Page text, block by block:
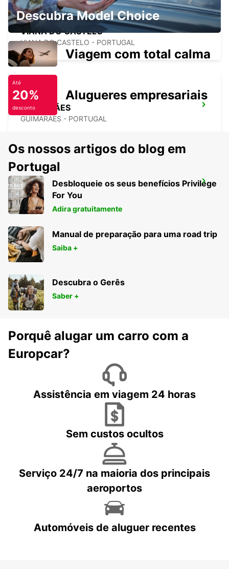
VIANA DO CASTELO
VIANA DO CASTELO - PORTUGAL
GUIMARÃES
GUIMARAES - PORTUGAL
AEROPORTO DA CORUNHA
LA CORUNA - SPAIN
Descubra Model Choice
Viagem com total calma
Até
20%
desconto
Alugueres empresariais
Os nossos artigos do blog em
Portugal
Desbloqueie os seus benefícios Privilege
For You
Adira gratuitamente
Manual de preparação para uma road trip
Saiba +
Descubra o Gerês
Saber +
Porquê alugar um carro com a
Europcar?
Assistência em viagem 24 horas
Sem custos ocultos
Serviço 24/7 na maioria dos principais
aeroportos
Automóveis de aluguer recentes